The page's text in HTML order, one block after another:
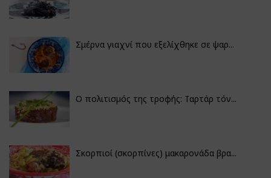
Σμέρνα γιαχνί που εξελίχθηκε σε ψαρ...
Ο πολιτισμός της τροφής: Ταρτάρ τόν...
Σκορπιοί (σκορπίνες) μακαρονάδα βρα...